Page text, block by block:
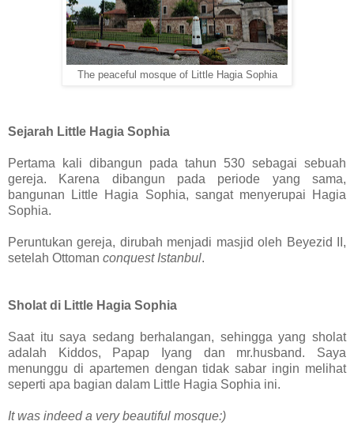
The peaceful mosque of Little Hagia Sophia
Sejarah Little Hagia Sophia
Pertama kali dibangun pada tahun 530 sebagai sebuah
gereja. Karena dibangun pada periode yang sama,
bangunan Little Hagia Sophia, sangat menyerupai Hagia
Sophia.
Peruntukan gereja, dirubah menjadi masjid oleh Beyezid II,
setelah Ottoman conquest Istanbul.
Sholat di Little Hagia Sophia
Saat itu saya sedang berhalangan, sehingga yang sholat
adalah Kiddos, Papap Iyang dan mr.husband. Saya
menunggu di apartemen dengan tidak sabar ingin melihat
seperti apa bagian dalam Little Hagia Sophia ini.
It was indeed a very beautiful mosque:)